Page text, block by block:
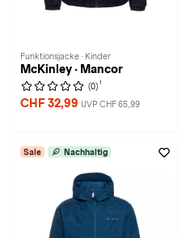
Funktionsjacke · Kinder
McKinley · Mancor
(0) 1
CHF 32,99 UVP CHF 65,99
Sale Nachhaltig